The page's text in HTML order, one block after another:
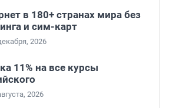
в 180+ странах мира без
и сим-карт
2026
11% на все курсы
2026